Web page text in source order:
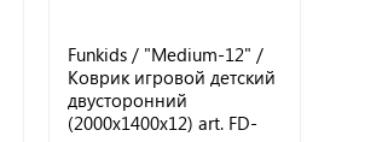
Funkids / "Medium-12" /
Коврик игровой детский
двусторонний
(2000х1400х12) art. FD-